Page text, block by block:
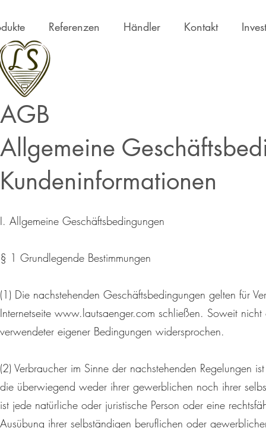
Referenzen Händler Kontakt
AGB
Allgemeine
Kundeninformationen
I. Allgemeine Geschäftsbedingungen
§ 1 Grundlegende Bestimmungen
(1) Die nachstehenden Geschäftsbedingungen gelten für
Internetseite www.lautsaenger.com schließen. Soweit
verwendeter eigener Bedingungen widersprochen.
(2) Verbraucher im Sinne der nachstehenden Regelungen
die überwiegend weder ihrer gewerblichen noch ihrer
ist jede natürliche oder juristische Person oder eine
Ausübung ihrer selbständigen beruflichen oder